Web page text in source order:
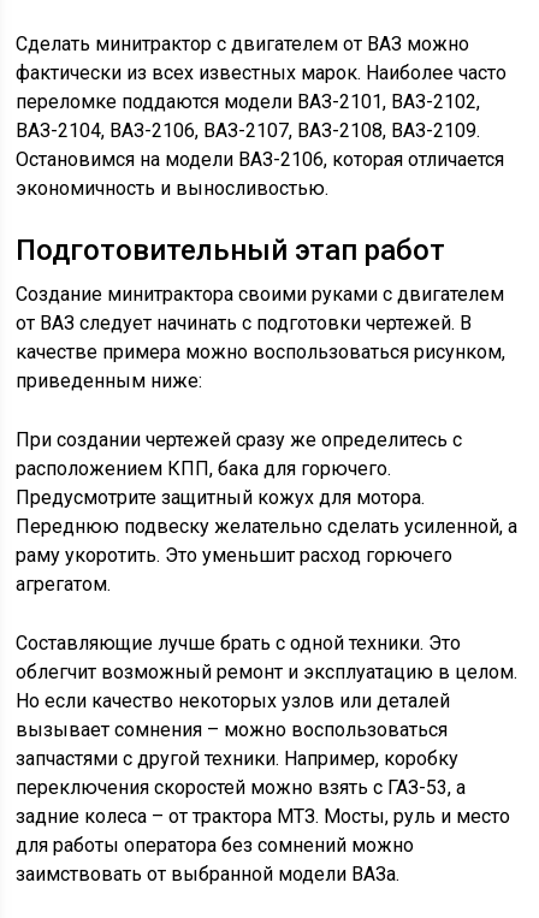
Сделать минитрактор с двигателем от ВАЗ можно
фактически из всех известных марок. Наиболее часто
переломке поддаются модели ВАЗ-2101, ВАЗ-2102,
ВАЗ-2104, ВАЗ-2106, ВАЗ-2107, ВАЗ-2108, ВАЗ-2109.
Остановимся на модели ВАЗ-2106, которая отличается
экономичность и выносливостью.
Подготовительный этап работ
Создание минитрактора своими руками с двигателем
от ВАЗ следует начинать с подготовки чертежей. В
качестве примера можно воспользоваться рисунком,
приведенным ниже:
При создании чертежей сразу же определитесь с
расположением КПП, бака для горючего.
Предусмотрите защитный кожух для мотора.
Переднюю подвеску желательно сделать усиленной, а
раму укоротить. Это уменьшит расход горючего
агрегатом.
Составляющие лучше брать с одной техники. Это
облегчит возможный ремонт и эксплуатацию в целом.
Но если качество некоторых узлов или деталей
вызывает сомнения – можно воспользоваться
запчастями с другой техники. Например, коробку
переключения скоростей можно взять с ГАЗ-53, а
задние колеса – от трактора МТЗ. Мосты, руль и место
для работы оператора без сомнений можно
заимствовать от выбранной модели ВАЗа.